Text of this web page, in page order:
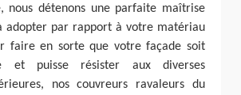
nous détenons une parfaite maîtrise
adopter par rapport à votre matériau
faire en sorte que votre façade soit
et puisse résister aux diverses
nos couvreurs ravaleurs du